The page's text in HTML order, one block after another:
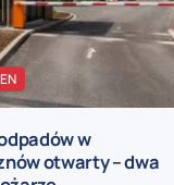
w
otwarty – dwa